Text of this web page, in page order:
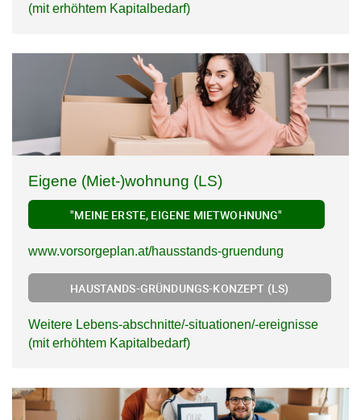
(mit erhöhtem Kapitalbedarf)
Eigene (Miet-)wohnung (LS)
"MEINE ERSTE, EIGENE MIETWOHNUNG"
www.vorsorgeplan.at/hausstands-gruendung
HAUSTANDS-GRÜNDUNGS-KONZEPT (LS)
Weitere Lebens-abschnitte/-situationen/-ereignisse
(mit erhöhtem Kapitalbedarf)